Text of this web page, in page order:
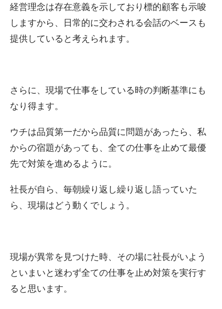
経営理念は存在意義を示しており標的顧客も示唆
しますから、日常的に交わされる会話のベースも
提供していると考えられます。
さらに、現場で仕事をしている時の判断基準にも
なり得ます。
ウチは品質第一だから品質に問題があったら、私
からの宿題があっても、全ての仕事を止めて最優
先で対策を進めるように。
社長が自ら、毎朝繰り返し繰り返し語っていた
ら、現場はどう動くでしょう。
現場が異常を見つけた時、その場に社長がいよう
といまいと迷わず全ての仕事を止め対策を実行す
ると思います。